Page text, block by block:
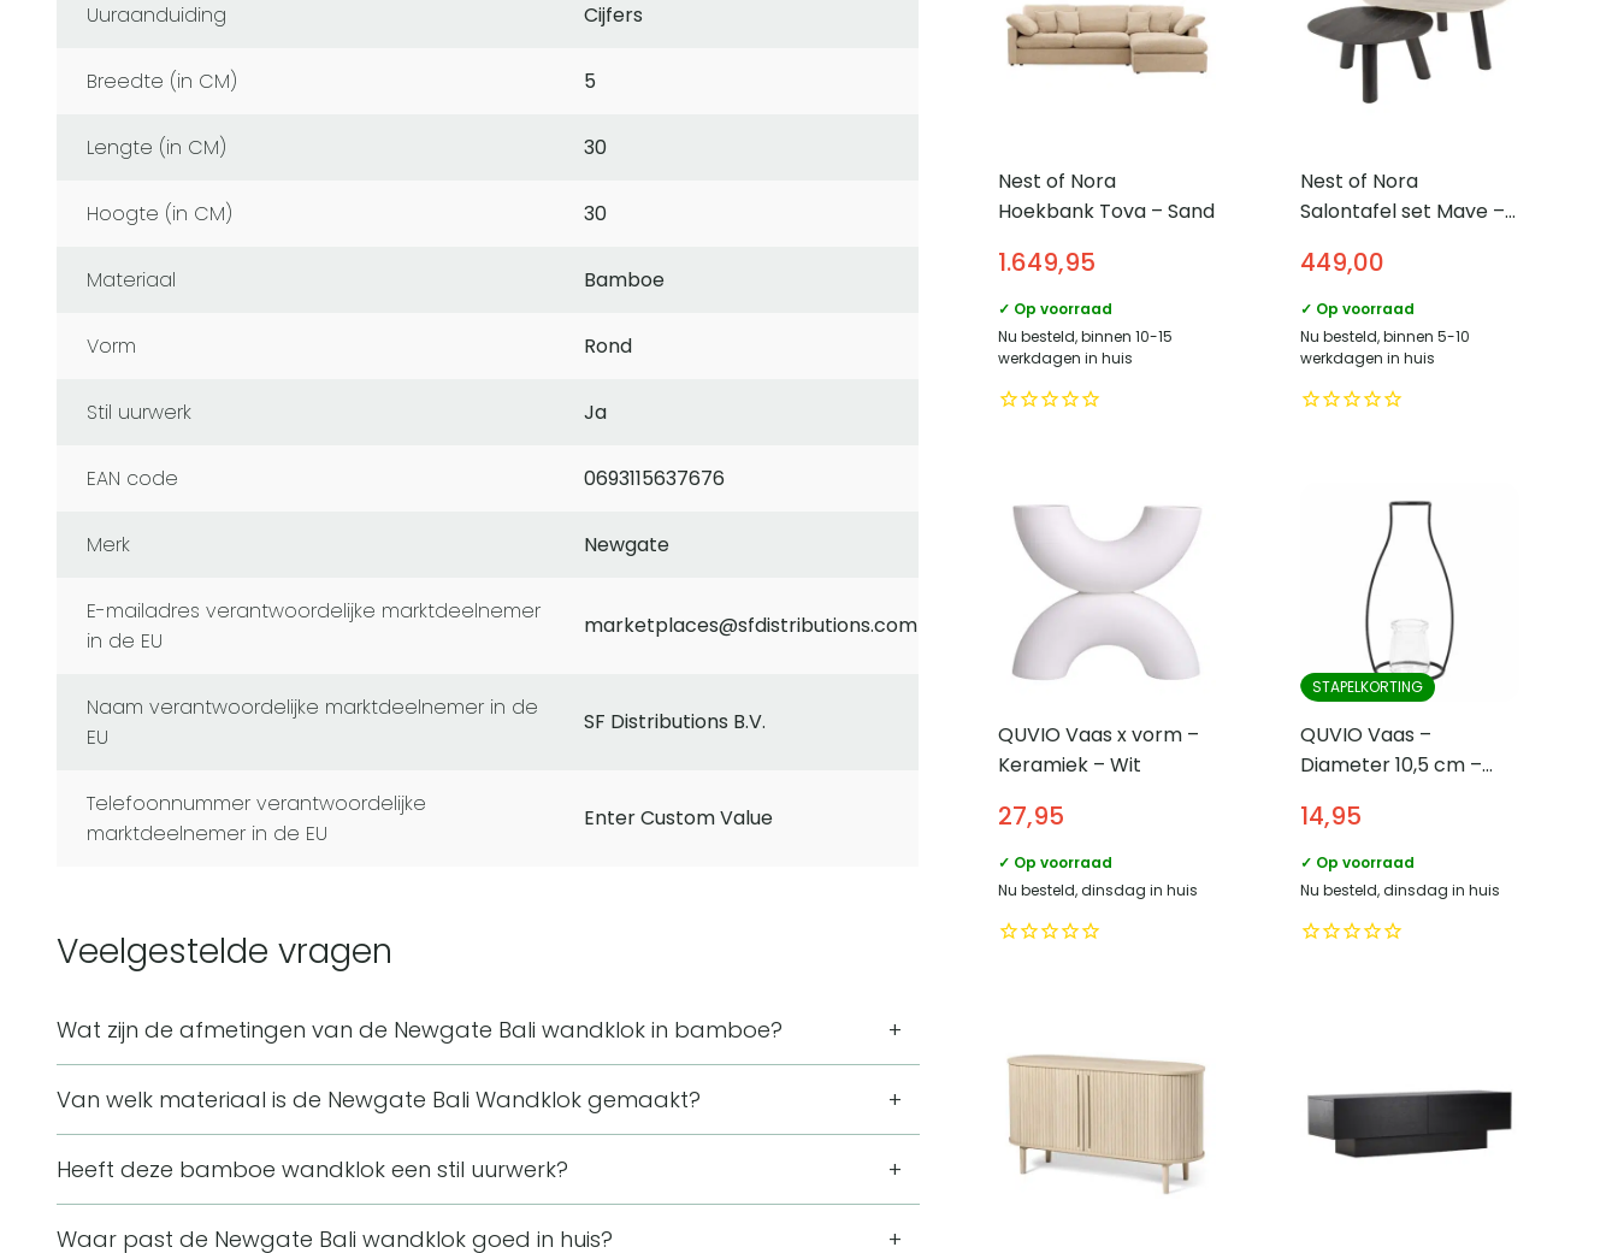
Uuraanduiding Cijfers
Breedte (in CM) 5
Lengte (in CM) 30
Hoogte (in CM) 30
Materiaal Bamboe
Vorm Rond
Stil uurwerk Ja
EAN code 0693115637676
Merk Newgate
E-mailadres verantwoordelijke marktdeelnemer
in de EU
marketplaces@sfdistributions.com
Naam verantwoordelijke marktdeelnemer in de
EU
SF Distributions B.V.
Telefoonnummer verantwoordelijke
marktdeelnemer in de EU
Enter Custom Value
Veelgestelde vragen
Wat zijn de afmetingen van de Newgate Bali wandklok in bamboe?
breedte van 5 cm. Door het middelgrote ronde formaat is de klok geschikt als zichtbaar
middelpunt aan de wand.
Van welk materiaal is de Newgate Bali Wandklok gemaakt?
geïnspireerde ontwerp.
Heeft deze bamboe wandklok een stil uurwerk?
Waar past de Newgate Bali wandklok goed in huis?
Nest of Nora
Hoekbank Tova – Sand
1.649,95
✓ Op voorraad
Nu besteld, binnen 10-15
werkdagen in huis
Nest of Nora
Salontafel set Mave –
travertin look – Zwart
grijs
449,00
✓ Op voorraad
Nu besteld, binnen 5-10
werkdagen in huis
QUVIO Vaas x vorm –
Keramiek – Wit
27,95
✓ Op voorraad
Nu besteld, dinsdag in huis
STAPELKORTING
QUVIO Vaas –
Diameter 10,5 cm –
14,95
✓ Op voorraad
Nu besteld, dinsdag in huis